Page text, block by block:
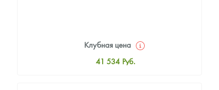
Клубная цена
41 534 Руб.